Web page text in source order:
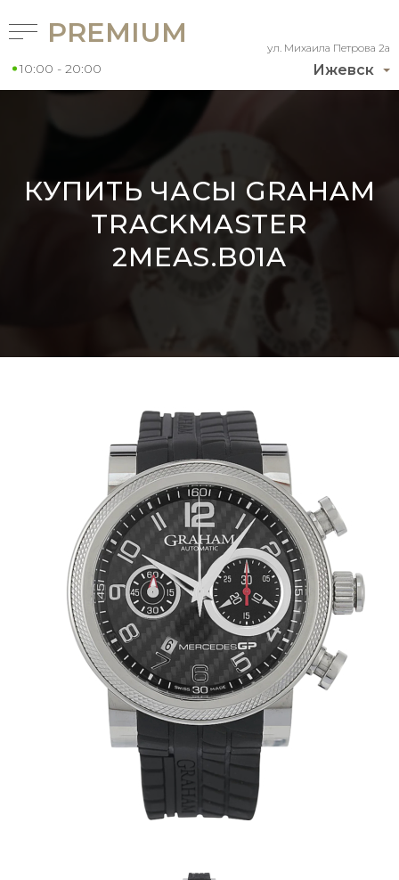
Ижевск
ул. Михаила Петрова 2а
PREMIUM
10:00 - 20:00
КУПИТЬ ЧАСЫ GRAHAM
TRACKMASTER
2MEAS.B01A